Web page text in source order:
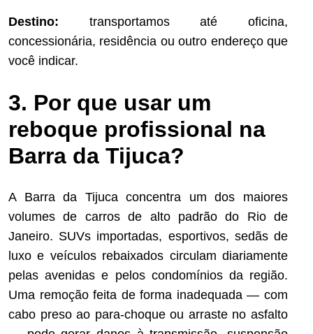
Destino: transportamos até oficina,
concessionária, residência ou outro endereço que
você indicar.
3. Por que usar um
reboque profissional na
Barra da Tijuca?
A Barra da Tijuca concentra um dos maiores
volumes de carros de alto padrão do Rio de
Janeiro. SUVs importadas, esportivos, sedãs de
luxo e veículos rebaixados circulam diariamente
pelas avenidas e pelos condomínios da região.
Uma remoção feita de forma inadequada — com
cabo preso ao para-choque ou arraste no asfalto